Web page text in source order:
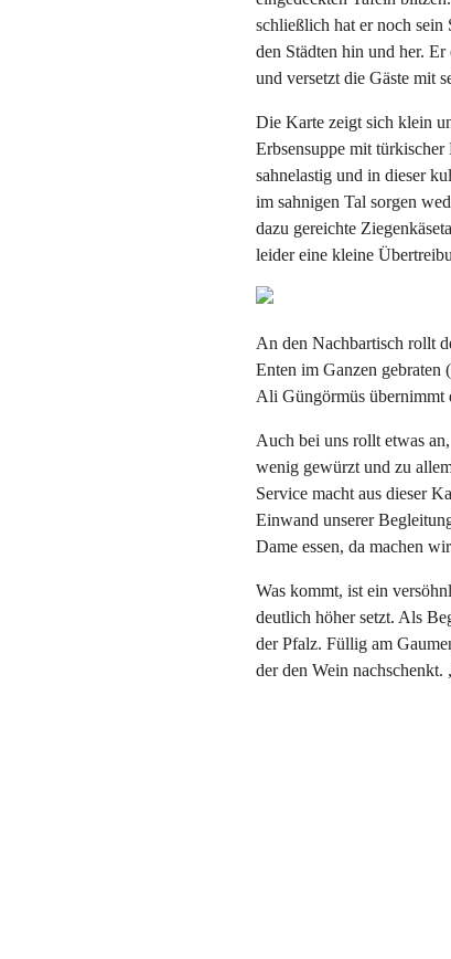
schließlich hat er noch sein
den Städten hin und her.
und versetzt die Gäste mit
Die Karte zeigt sich klein
Erbsensuppe mit
sahnelastig und in dieser
im sahnigen Tal sorgen
dazu gereichte
leider eine kleine
An den Nachbartisch rollt
Enten im Ganzen gebraten
Ali Güngörmüs übernimmt
Auch bei uns rollt etwas
wenig gewürzt und zu
Service macht aus dieser
Einwand unserer
Dame essen, da machen
Was kommt, ist ein
deutlich höher setzt. Als
der Pfalz. Füllig am
der den Wein nachschenkt.